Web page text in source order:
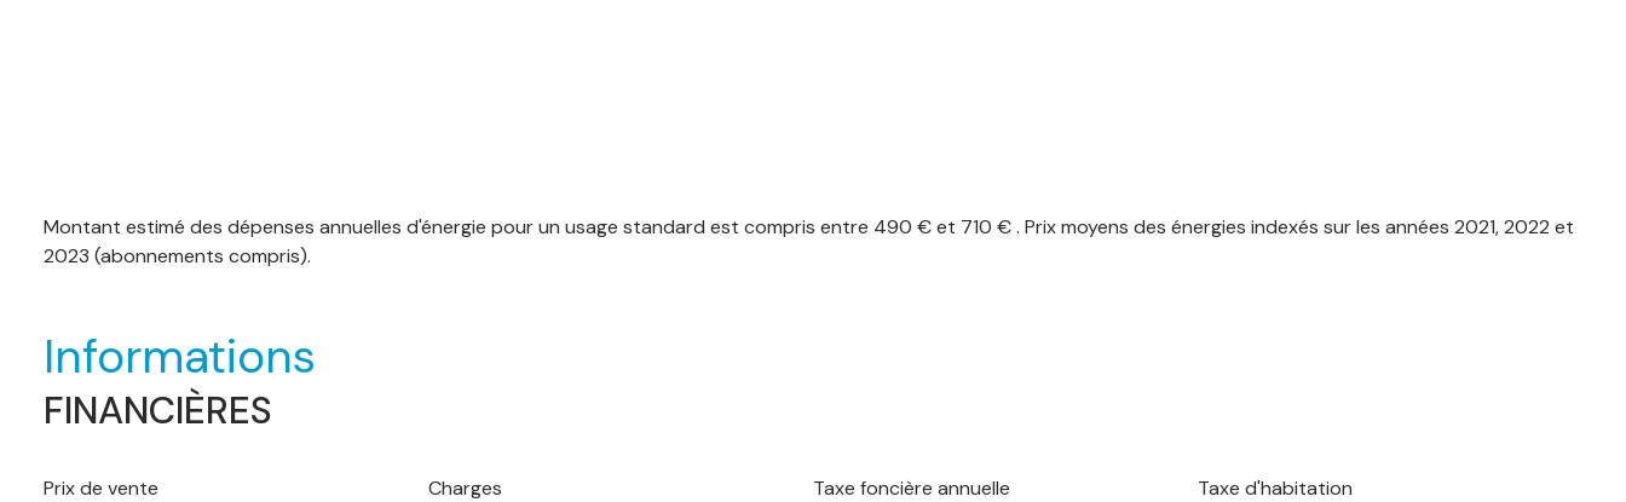
Montant estimé des dépenses annuelles d'énergie pour un usage standard est compris entre 490 € et 710 € . Prix moyens des énergies indexés sur les années 2021, 2022 et
2023 (abonnements compris).
Informations
FINANCIÈRES
Prix de vente Charges Taxe foncière annuelle Taxe d'habitation